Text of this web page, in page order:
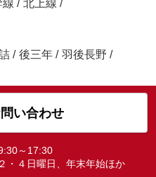
線 / 北上線 /
/ 後三年 / 羽後長野 /
い合わせ
～17:30
・４日曜日、年末年始ほか